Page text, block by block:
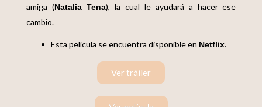
amiga (Natalia Tena), la cual le ayudará a hacer ese
cambio.
Esta película se encuentra disponible en Netflix.
Ver tráiler